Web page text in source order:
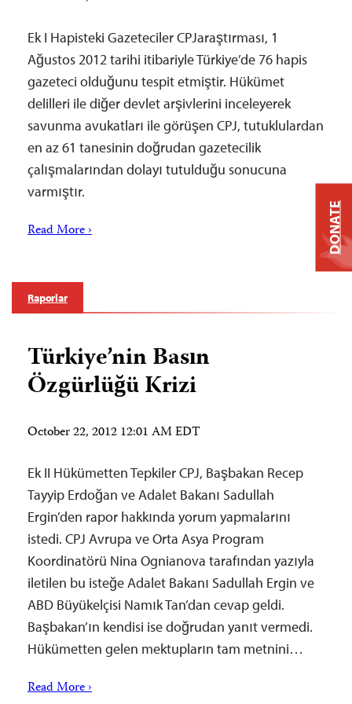
Ek I Hapisteki Gazeteciler CPJaraştırması, 1
Ağustos 2012 tarihi itibariyle Türkiye’de 76 hapis
gazeteci olduğunu tespit etmiştir. Hükümet
delilleri ile diğer devlet arşivlerini inceleyerek
savunma avukatları ile görüşen CPJ, tutuklulardan
en az 61 tanesinin doğrudan gazetecilik
çalışmalarından dolayı tutulduğu sonucuna
varmıştır.
Read More ›
Raporlar
Türkiye’nin Basın
Özgürlüğü Krizi
October 22, 2012 12:01 AM EDT
Ek II Hükümetten Tepkiler CPJ, Başbakan Recep
Tayyip Erdoğan ve Adalet Bakanı Sadullah
Ergin’den rapor hakkında yorum yapmalarını
istedi. CPJ Avrupa ve Orta Asya Program
Koordinatörü Nina Ognianova tarafından yazıyla
iletilen bu isteğe Adalet Bakanı Sadullah Ergin ve
ABD Büyükelçisi Namık Tan’dan cevap geldi.
Başbakan’ın kendisi ise doğrudan yanıt vermedi.
Hükümetten gelen mektupların tam metnini…
Read More ›
DONATE